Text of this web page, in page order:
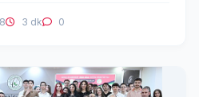
3 dk 0